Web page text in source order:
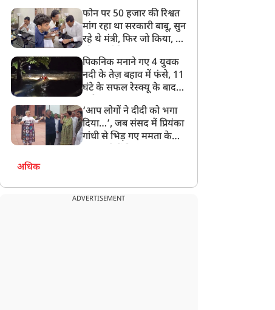
बेटी को गोद लें प्रधानमंत्री
फोन पर 50 हजार की रिश्वत
मांग रहा था सरकारी बाबू, सुन
रहे थे मंत्री, फिर जो किया, वो
पिकनिक मनाने गए 4 युवक
नदी के तेज़ बहाव में फंसे, 11
घंटे के सफल रेस्क्यू के बाद
‘आप लोगों ने दीदी को भगा
दिया…’, जब संसद में प्रियंका
गांधी से भिड़ गए ममता के
अधिक
ADVERTISEMENT